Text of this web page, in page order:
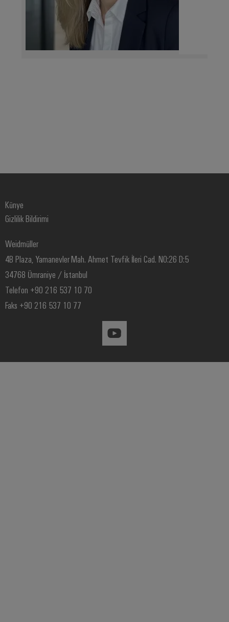
Künye
Gizlilik Bildirimi
Weidmüller
4B Plaza, Yamanevler Mah. Ahmet Tevfik İleri Cad. NO:26 D:5
34768 Ümraniye / İstanbul
Telefon +90 216 537 10 70
Faks +90 216 537 10 77